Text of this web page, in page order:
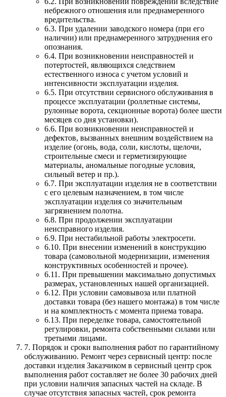
небрежного отношения или преднамеренного
вредительства.
6.3. При удалении заводского номера (при его
наличии) или преднамеренного затруднения его
опознания.
6.4. При возникновении неисправностей и
потертостей, являющихся следствием
естественного износа с учетом условий и
интенсивности эксплуатации изделия.
6.5. При отсутствии сервисного обслуживания в
процессе эксплуатации (роллетные системы,
рулонные ворота, секционные ворота) более шести
месяцев со дня установки).
6.6. При возникновении неисправностей и
дефектов, вызванных внешним воздействием на
изделие (огонь, вода, соли, кислоты, щелочи,
строительные смеси и герметизирующие
материалы, аномальные погодные условия,
сильный ветер и пр.).
6.7. При эксплуатации изделия не в соответствии
с его целевым назначением, в том числе
эксплуатации изделия со значительным
загрязнением полотна.
6.8. При продолжении эксплуатации
неисправного изделия.
6.9. При нестабильной работы электросети.
6.10. При внесении изменений в конструкцию
товара (самовольной модернизации, изменения
конструктивных особенностей и прочее).
6.11. При превышении максимально допустимых
размерах, установленных нашей организацией.
6.12. При условии самовывоза или платной
доставки товара (без нашего монтажа) в том числе
и на комплектность с момента приема товара.
6.13. При переделке товара, самостоятельной
регулировки, ремонта собственными силами или
третьими лицами.
7. Порядок и сроки выполнения работ по гарантийному
обслуживанию. Ремонт через сервисный центр: после
доставки изделия Заказчиком в сервисный центр срок
выполнения работ составляет не более 30 рабочих дней
при условии наличия запасных частей на складе. В
случае отсутствия запасных частей, срок ремонта